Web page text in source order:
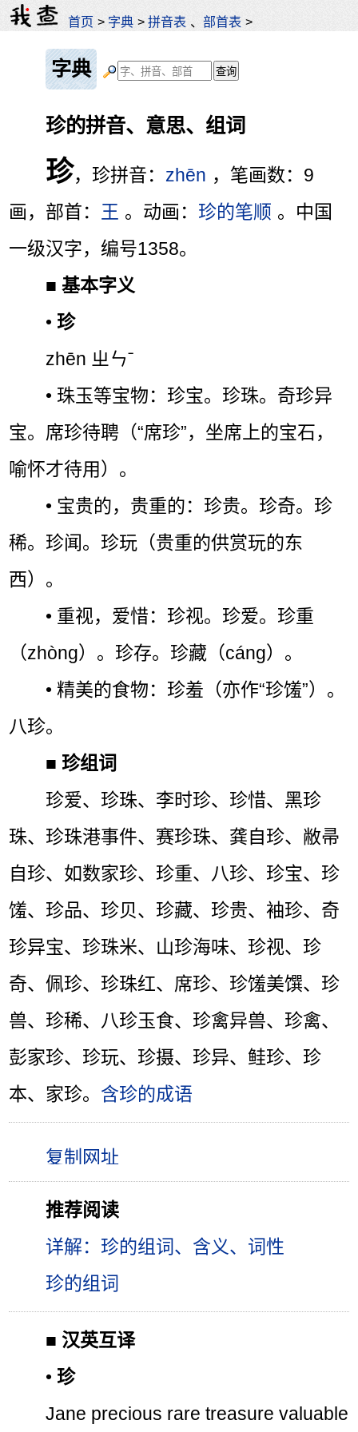
首页 > 字典 >拼音表 、部首表 >
字典
珍的拼音、意思、组词
珍，珍拼音： zhēn ，笔画数：9
画，部首： 王 。动画： 珍的笔顺 。中国
一级汉字，编号1358。
■基本字义
• 珍
zhēn ㄓㄣˉ
• 珠玉等宝物：珍宝。珍珠。奇珍异
宝。席珍待聘（“席珍”，坐席上的宝石，
喻怀才待用）。
• 宝贵的，贵重的：珍贵。珍奇。珍
稀。珍闻。珍玩（贵重的供赏玩的东
西）。
• 重视，爱惜：珍视。珍爱。珍重
（zhòng）。珍存。珍藏（cáng）。
• 精美的食物：珍羞（亦作“珍馐”）。
八珍。
■ 珍组词
珍爱、珍珠、李时珍、珍惜、黑珍
珠、珍珠港事件、赛珍珠、龚自珍、敝帚
自珍、如数家珍、珍重、八珍、珍宝、珍
馐、珍品、珍贝、珍藏、珍贵、袖珍、奇
珍异宝、珍珠米、山珍海味、珍视、珍
奇、佩珍、珍珠红、席珍、珍馐美馔、珍
兽、珍稀、八珍玉食、珍禽异兽、珍禽、
彭家珍、珍玩、珍摄、珍异、鲑珍、珍
本、家珍。 含珍的成语
推荐阅读
详解：珍的组词、含义、词性
珍的组词
■ 汉英互译
• 珍
Jane precious rare treasure valuable